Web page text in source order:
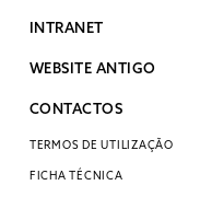
INTRANET
WEBSITE ANTIGO
CONTACTOS
TERMOS DE UTILIZAÇÃO
FICHA TÉCNICA